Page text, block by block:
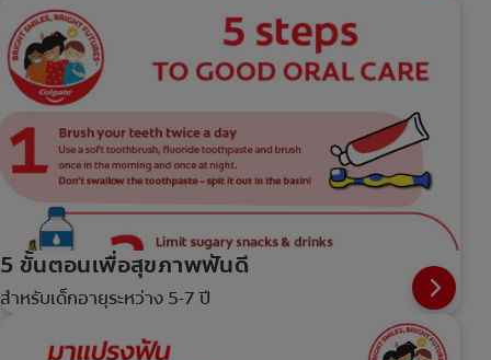
5 ขั้นตอนเพื่อสุขภาพฟันดี
สำหรับเด็กอายุระหว่าง 5-7 ปี